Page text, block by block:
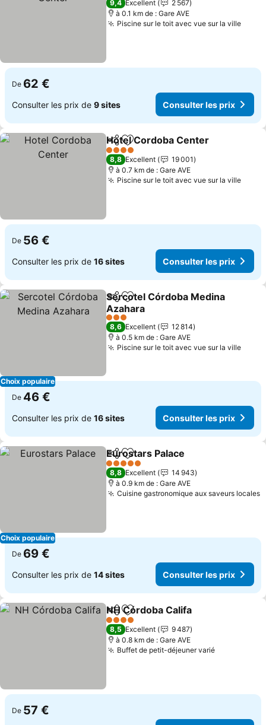
9,4 Excellent
2 567
à 0.1 km de : Gare AVE
Piscine sur le toit avec vue sur la ville
De 62 €
Consulter les prix de 9 sites Consulter les prix
PartagerAjouter à mes favoris
Hotel Cordoba Center
4 Étoiles
8,8 Excellent
19 001
à 0.7 km de : Gare AVE
Piscine sur le toit avec vue sur la ville
De 56 €
Consulter les prix de 16 sites Consulter les prix
Choix populaire
PartagerAjouter à mes favoris
Sercotel Córdoba Medina
Azahara
3 Étoiles
8,6 Excellent
12 814
à 0.5 km de : Gare AVE
Piscine sur le toit avec vue sur la ville
De 46 €
Consulter les prix de 16 sites Consulter les prix
Choix populaire
PartagerAjouter à mes favoris
Eurostars Palace
5 Étoiles
8,8 Excellent
14 943
à 0.9 km de : Gare AVE
Cuisine gastronomique aux saveurs locales
De 69 €
Consulter les prix de 14 sites Consulter les prix
PartagerAjouter à mes favoris
NH Córdoba Califa
4 Étoiles
8,5 Excellent
9 487
à 0.8 km de : Gare AVE
Buffet de petit-déjeuner varié
De 57 €